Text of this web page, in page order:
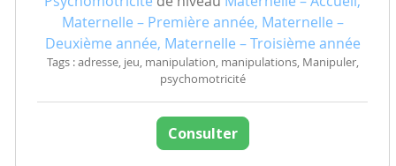
Maternelle – Première année, Maternelle –
Deuxième année, Maternelle – Troisième année
Tags : adresse, jeu, manipulation, manipulations, Manipuler,
psychomotricité
Consulter